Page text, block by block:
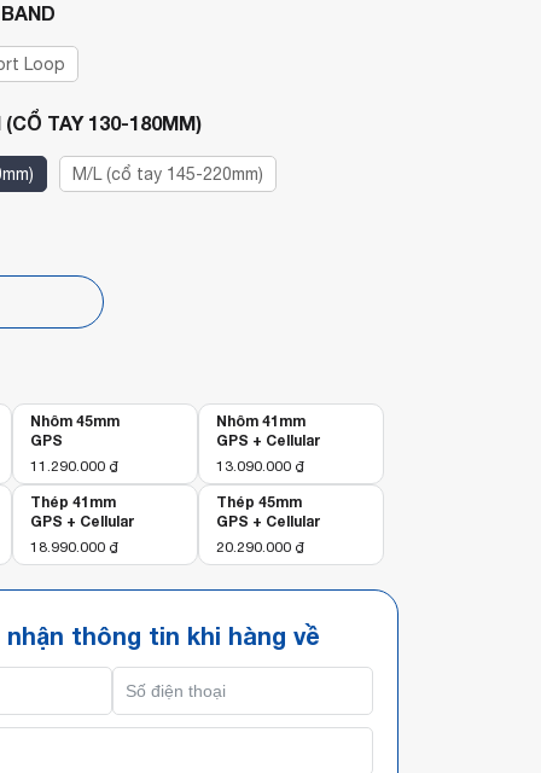
Loop
TAY 130-180MM)
M/L (cổ tay 145-220mm)
Nhôm 45mm
GPS
11.290.000 ₫
Nhôm 41mm
GPS + Cellular
13.090.000 ₫
Thép 41mm
GPS + Cellular
18.990.000 ₫
Thép 45mm
GPS + Cellular
20.290.000 ₫
thông tin khi hàng về